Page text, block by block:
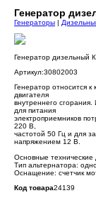
Генератор
Генераторы |
Генератор дизельный
Артикул:30802003
Генератор относится к
двигателя
внутреннего сгорания.
для питания
электроприемников
220 В,
частотой 50 Гц и для
напряжением 12 В.
Основные технические
Тип альтернатора:
Оснащение: счетчик
Код товара24139